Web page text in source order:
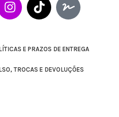
E PRAZOS DE ENTREGA
TROCAS E DEVOLUÇÕES